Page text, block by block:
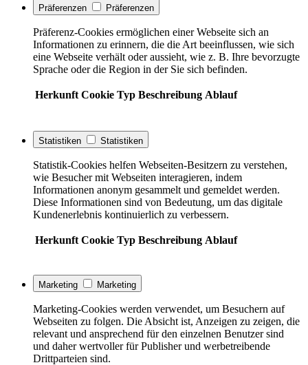
Präferenzen Präferenzen
Präferenz-Cookies ermöglichen einer Webseite sich an
Informationen zu erinnern, die die Art beeinflussen, wie sich
eine Webseite verhält oder aussieht, wie z. B. Ihre bevorzugte
Sprache oder die Region in der Sie sich befinden.
Herkunft Cookie Typ Beschreibung Ablauf
Statistiken Statistiken
Statistik-Cookies helfen Webseiten-Besitzern zu verstehen,
wie Besucher mit Webseiten interagieren, indem
Informationen anonym gesammelt und gemeldet werden.
Diese Informationen sind von Bedeutung, um das digitale
Kundenerlebnis kontinuierlich zu verbessern.
Herkunft Cookie Typ Beschreibung Ablauf
Marketing Marketing
Marketing-Cookies werden verwendet, um Besuchern auf
Webseiten zu folgen. Die Absicht ist, Anzeigen zu zeigen, die
relevant und ansprechend für den einzelnen Benutzer sind
und daher wertvoller für Publisher und werbetreibende
Drittparteien sind.